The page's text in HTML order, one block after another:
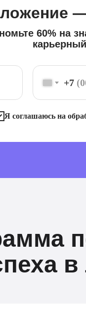
+7
60% на
Я соглашаюсь на